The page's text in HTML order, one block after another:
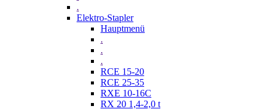
.
Elektro-Stapler
Hauptmenü
.
.
.
RCE 15-20
RCE 25-35
RXE 10-16C
RX 20 1,4-2,0 t